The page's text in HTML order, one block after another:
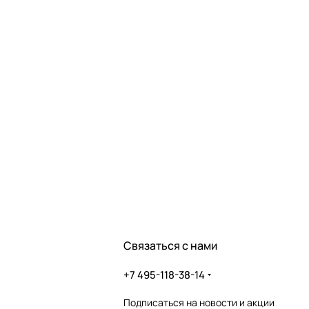
Связаться с нами
+7 495-118-38-14
Подписаться на новости и акции